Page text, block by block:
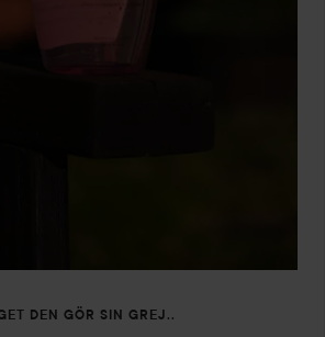
DEN GÖR SIN GREJ..